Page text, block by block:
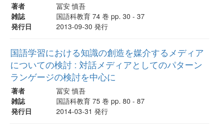
著者
冨安 慎吾
雑誌
国語科教育 74 巻 pp. 30 - 37
発行日
2013-09-30 発行
国語学習における知識の創造を媒介するメディア
についての検討 : 対話メディアとしてのパターン
ランゲージの検討を中心に
著者
冨安 慎吾
雑誌
国語科教育 75 巻 pp. 80 - 87
発行日
2014-03-31 発行